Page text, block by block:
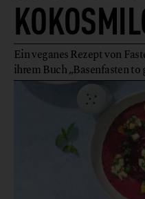
Ein veganes Rezept von
ihrem Buch „Basenfasten